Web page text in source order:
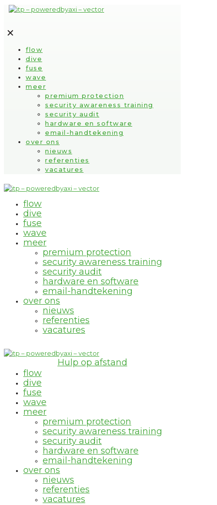
✕
flow
dive
fuse
wave
meer
premium protection
security awareness training
security audit
hardware en software
email-handtekening
over ons
nieuws
referenties
vacatures
flow
dive
fuse
wave
meer
premium protection
security awareness training
security audit
hardware en software
email-handtekening
over ons
nieuws
referenties
vacatures
Hulp op afstand
flow
dive
fuse
wave
meer
premium protection
security awareness training
security audit
hardware en software
email-handtekening
over ons
nieuws
referenties
vacatures